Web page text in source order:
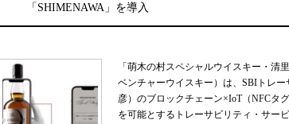
「SHIMENAWA」を導入
「萌木の村スペシャルウイスキー・清
ベンチャーウイスキー）は、SBIトレ
彦）のブロックチェーン×IoT（NFCタ
を可能とするトレーサビリティ・サー